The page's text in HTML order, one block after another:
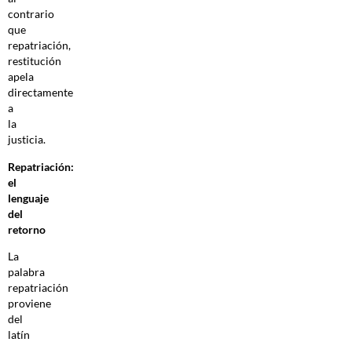
contrario
que
repatriación,
restitución
apela
directamente
a
la
justicia.
Repatriación:
el
lenguaje
del
retorno
La
palabra
repatriación
proviene
del
latín